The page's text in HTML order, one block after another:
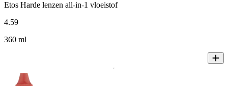
Etos Harde lenzen all-in-1 vloeistof
4.59
360 ml